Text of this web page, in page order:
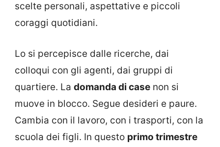
scelte personali, aspettative e piccoli
coraggi quotidiani.
Lo si percepisce dalle ricerche, dai
colloqui con gli agenti, dai gruppi di
quartiere. La domanda di case non si
muove in blocco. Segue desideri e paure.
Cambia con il lavoro, con i trasporti, con la
scuola dei figli. In questo primo trimestre